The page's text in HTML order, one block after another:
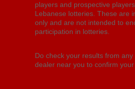
players and prospective
Lebanese lotteries. These are
only and are not intended to
participation in lotteries.
Do check your results from
dealer near you to confirm your